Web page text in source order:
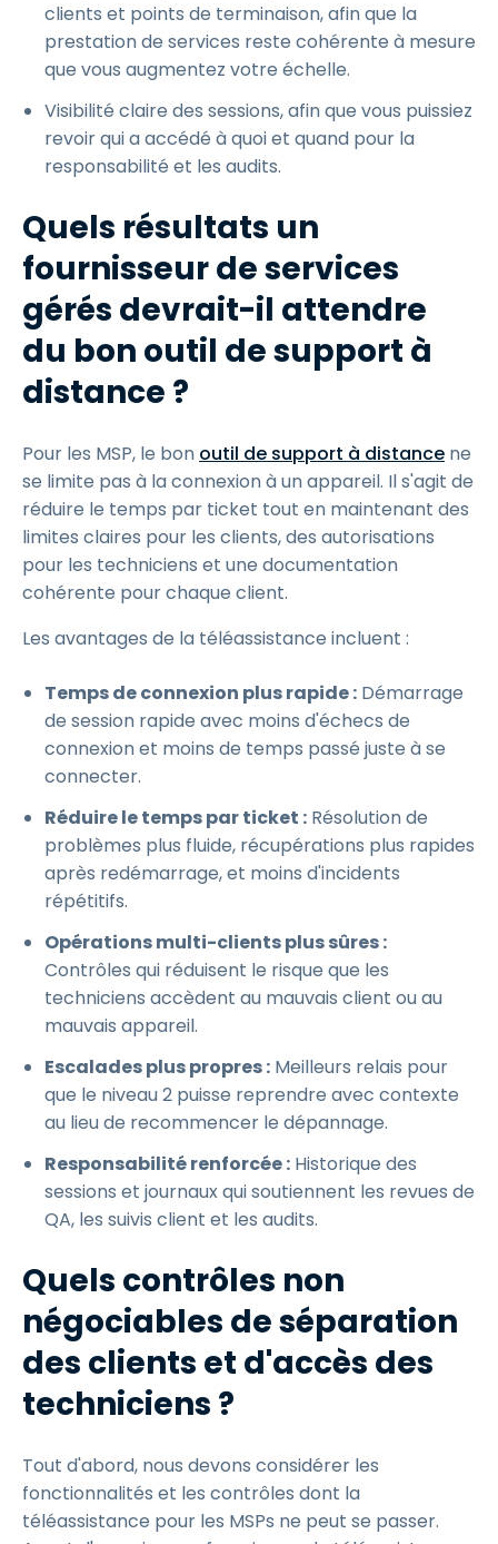
clients et points de terminaison, afin que la
prestation de services reste cohérente à mesure
que vous augmentez votre échelle.
Visibilité claire des sessions, afin que vous puissiez
revoir qui a accédé à quoi et quand pour la
responsabilité et les audits.
Quels résultats un
fournisseur de services
gérés devrait-il attendre
du bon outil de support à
distance ?
Pour les MSP, le bon outil de support à distance ne
se limite pas à la connexion à un appareil. Il s'agit de
réduire le temps par ticket tout en maintenant des
limites claires pour les clients, des autorisations
pour les techniciens et une documentation
cohérente pour chaque client.
Les avantages de la téléassistance incluent :
Temps de connexion plus rapide : Démarrage
de session rapide avec moins d'échecs de
connexion et moins de temps passé juste à se
connecter.
Réduire le temps par ticket : Résolution de
problèmes plus fluide, récupérations plus rapides
après redémarrage, et moins d'incidents
répétitifs.
Opérations multi-clients plus sûres :
Contrôles qui réduisent le risque que les
techniciens accèdent au mauvais client ou au
mauvais appareil.
Escalades plus propres : Meilleurs relais pour
que le niveau 2 puisse reprendre avec contexte
au lieu de recommencer le dépannage.
Responsabilité renforcée : Historique des
sessions et journaux qui soutiennent les revues de
QA, les suivis client et les audits.
Quels contrôles non
négociables de séparation
des clients et d'accès des
techniciens ?
Tout d'abord, nous devons considérer les
fonctionnalités et les contrôles dont la
téléassistance pour les MSPs ne peut se passer.